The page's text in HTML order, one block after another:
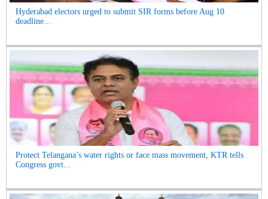
Hyderabad electors urged to submit SIR forms before Aug 10
deadline...
Protect Telangana’s water rights or face mass movement, KTR tells
Congress govt...